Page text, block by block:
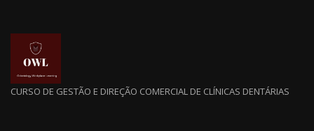
CURSO DE GESTÃO E DIREÇÃO COMERCIAL DE CLÍNICAS DENTÁRIAS